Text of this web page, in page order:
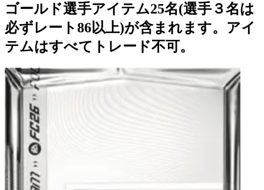
ゴールド選手アイテム25名(選手３名は
必ずレート86以上)が含まれます。アイ
テムはすべてトレード不可。